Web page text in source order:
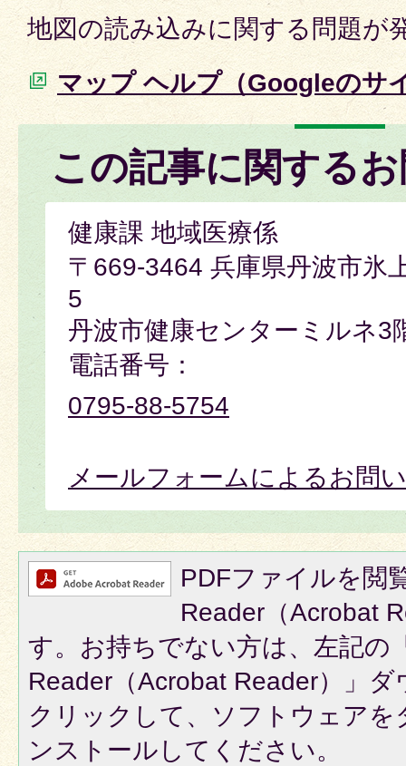
地図の読み込みに関する問題が
マップ ヘルプ（Googleのサ
この記事に関する
健康課 地域医療係
〒669-3464 兵庫県丹波市氷
5
丹波市健康センターミルネ3
電話番号：
0795-88-5754
メールフォームによるお問
PDFファイルを閲
Reader（Acrobat
す。お持ちでない方は、左記の
Reader（Acrobat Reader）」
クリックして、ソフトウェア
ンストールしてください。